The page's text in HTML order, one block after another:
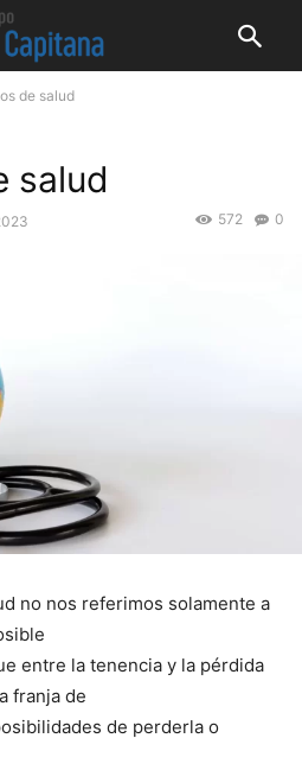
de salud
salud
0
572
no nos referimos solamente a
entre la tenencia y la pérdida
franja de
de perderla o